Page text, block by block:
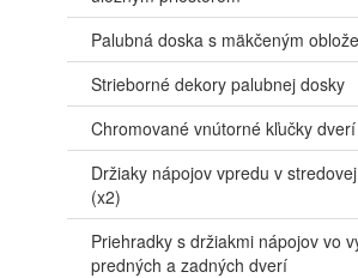
Palubná doska s mäkčeným
Strieborné dekory palubnej dosky
Chromované vnútorné kľučky dverí
Držiaky nápojov vpredu v
(x2)
Priehradky s držiakmi nápojov vo
predných a zadných dverí